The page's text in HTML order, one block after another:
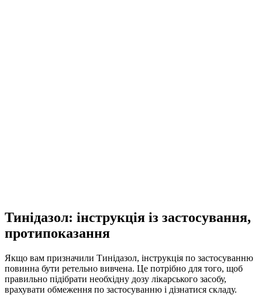
Тинідазол: інструкція із застосування,
протипоказання
Якщо вам призначили Тинідазол, інструкція по застосуванню
повинна бути ретельно вивчена. Це потрібно для того, щоб
правильно підібрати необхідну дозу лікарського засобу,
врахувати обмеження по застосуванню і дізнатися складу.